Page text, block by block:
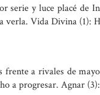
serie y luce placé de
verla. Vida Divina (1):
frente a rivales de
a progresar. Agnar